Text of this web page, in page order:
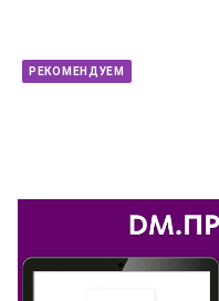
РЕКОМЕНДУЕМ